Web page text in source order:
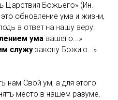
Царствия Божьего» (Ин.
обновление ума и жизни,
в ответ на нашу веру.
ума вашего...»
служу закону Божию...»
нам Свой ум, а для этого
место в нашем разуме.